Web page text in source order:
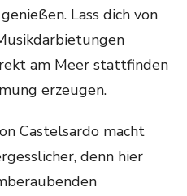
Lass dich von
am Meer stattfinden
erzeugen.
Castelsardo macht
denn hier